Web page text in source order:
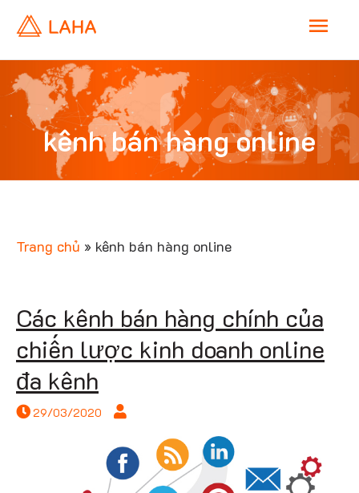
M
a
i
n
u
bán
kênh bán hàng online
Trang chủ » kênh bán hàng online
Các kênh bán hàng chính của
chiến lược kinh doanh online
đa kênh
29/03/2020